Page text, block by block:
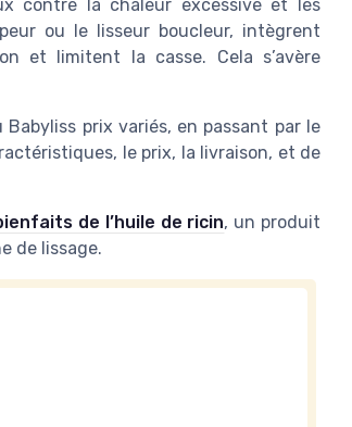
contre la chaleur excessive et les
ou le lisseur boucleur, intègrent
et limitent la casse. Cela s’avère
prix variés, en passant par le
le prix, la livraison, et de
de l’huile de ricin, un produit
de lissage.